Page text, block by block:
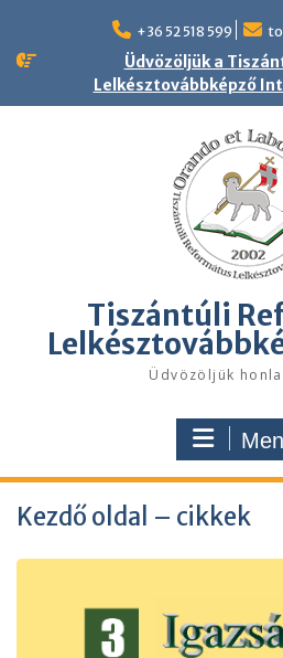
content
+36 52 518 599
Üdvözöljük a
Lelkésztovábbképző
Tiszántúli
Üdvözöljük
Kezdő oldal – cikkek